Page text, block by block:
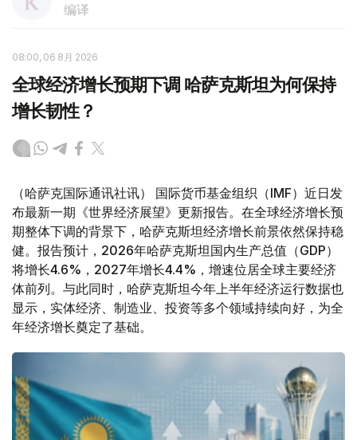
编译
08:00, 06 8月 2026
全球经济增长预期下调 哈萨克斯坦为何保持
增长韧性？
（哈萨克国际通讯社讯） 国际货币基金组织（IMF）近日发
布最新一期《世界经济展望》更新报告。在全球经济增长预
期整体下调的背景下，哈萨克斯坦经济增长前景依然保持稳
健。报告预计，2026年哈萨克斯坦国内生产总值（GDP）
将增长4.6%，2027年增长4.4%，增速位居全球主要经济
体前列。与此同时，哈萨克斯坦今年上半年经济运行数据也
显示，实体经济、制造业、投资等多个领域持续向好，为全
年经济增长奠定了基础。